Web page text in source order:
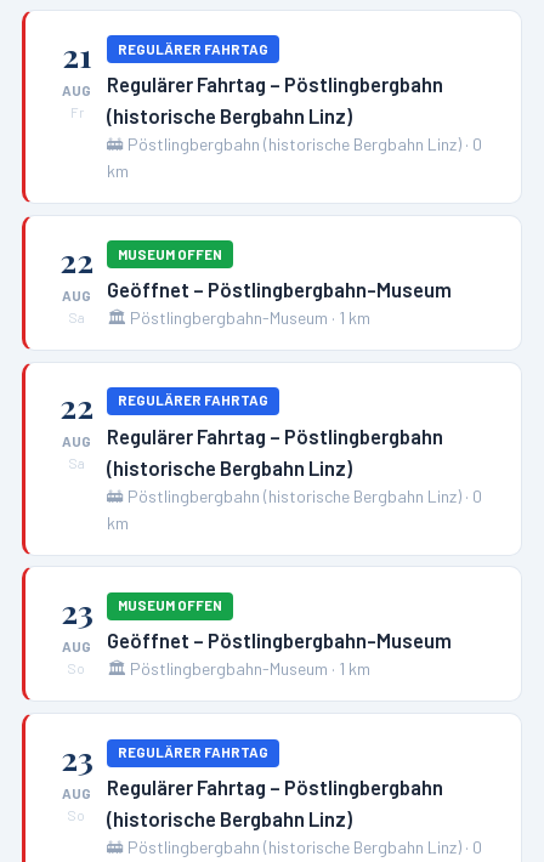
21
AUG
Fr
REGULÄRER FAHRTAG
Regulärer Fahrtag – Pöstlingbergbahn
(historische Bergbahn Linz)
🚋 Pöstlingbergbahn (historische Bergbahn Linz) · 0
km
22
AUG
Sa
MUSEUM OFFEN
Geöffnet – Pöstlingbergbahn-Museum
🏛️ Pöstlingbergbahn-Museum · 1 km
22
AUG
Sa
REGULÄRER FAHRTAG
Regulärer Fahrtag – Pöstlingbergbahn
(historische Bergbahn Linz)
🚋 Pöstlingbergbahn (historische Bergbahn Linz) · 0
km
23
AUG
So
MUSEUM OFFEN
Geöffnet – Pöstlingbergbahn-Museum
🏛️ Pöstlingbergbahn-Museum · 1 km
23
AUG
So
REGULÄRER FAHRTAG
Regulärer Fahrtag – Pöstlingbergbahn
(historische Bergbahn Linz)
🚋 Pöstlingbergbahn (historische Bergbahn Linz) · 0